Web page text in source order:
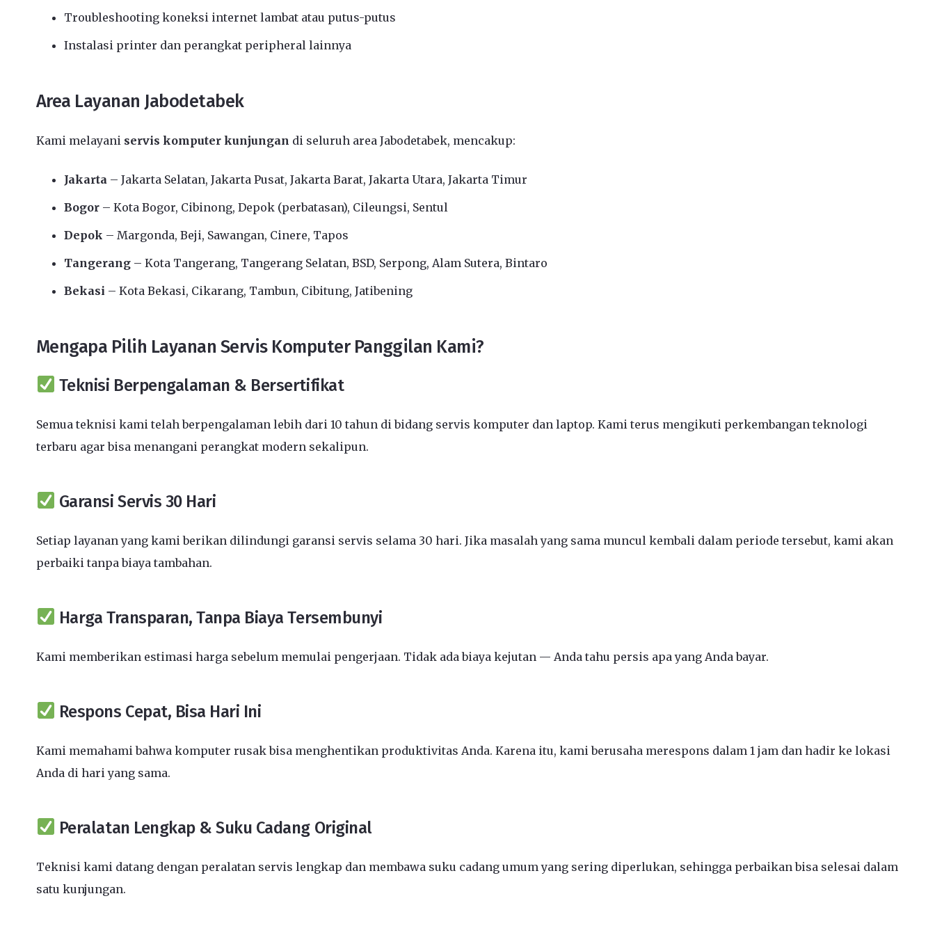
Troubleshooting koneksi internet lambat atau putus-putus
Instalasi printer dan perangkat peripheral lainnya
Area Layanan Jabodetabek
Kami melayani servis komputer kunjungan di seluruh area Jabodetabek, mencakup:
Jakarta – Jakarta Selatan, Jakarta Pusat, Jakarta Barat, Jakarta Utara, Jakarta Timur
Bogor – Kota Bogor, Cibinong, Depok (perbatasan), Cileungsi, Sentul
Depok – Margonda, Beji, Sawangan, Cinere, Tapos
Tangerang – Kota Tangerang, Tangerang Selatan, BSD, Serpong, Alam Sutera, Bintaro
Bekasi – Kota Bekasi, Cikarang, Tambun, Cibitung, Jatibening
Mengapa Pilih Layanan Servis Komputer Panggilan Kami?
Teknisi Berpengalaman & Bersertifikat
Semua teknisi kami telah berpengalaman lebih dari 10 tahun di bidang servis komputer dan laptop. Kami terus mengikuti perkembangan teknologi
terbaru agar bisa menangani perangkat modern sekalipun.
Garansi Servis 30 Hari
Setiap layanan yang kami berikan dilindungi garansi servis selama 30 hari. Jika masalah yang sama muncul kembali dalam periode tersebut, kami akan
perbaiki tanpa biaya tambahan.
Harga Transparan, Tanpa Biaya Tersembunyi
Kami memberikan estimasi harga sebelum memulai pengerjaan. Tidak ada biaya kejutan — Anda tahu persis apa yang Anda bayar.
Respons Cepat, Bisa Hari Ini
Kami memahami bahwa komputer rusak bisa menghentikan produktivitas Anda. Karena itu, kami berusaha merespons dalam 1 jam dan hadir ke lokasi
Anda di hari yang sama.
Peralatan Lengkap & Suku Cadang Original
Teknisi kami datang dengan peralatan servis lengkap dan membawa suku cadang umum yang sering diperlukan, sehingga perbaikan bisa selesai dalam
satu kunjungan.